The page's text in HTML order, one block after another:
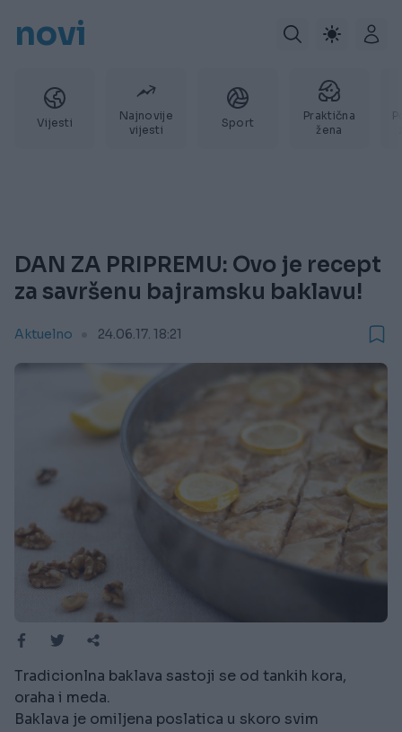
novi
Vijesti
Najnovije
vijesti
Sport
Praktična
žena
DAN ZA PRIPREMU: Ovo je recept
za savršenu bajramsku baklavu!
Aktuelno 24.06.17. 18:21
Tradicionlna baklava sastoji se od tankih kora,
oraha i meda.
Baklava je omiljena poslatica u skoro svim